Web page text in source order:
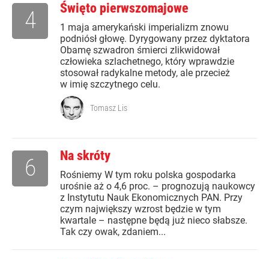
Święto pierwszomajowe
1 maja amerykański imperializm znowu
podniósł głowę. Dyrygowany przez dyktatora
Obamę szwadron śmierci zlikwidował
człowieka szlachetnego, który wprawdzie
stosował radykalne metody, ale przecież
w imię szczytnego celu.
4
Tomasz Lis
Na skróty
Rośniemy W tym roku polska gospodarka
urośnie aż o 4,6 proc. – prognozują naukowcy
z Instytutu Nauk Ekonomicznych PAN. Przy
czym największy wzrost będzie w tym
kwartale – następne będą już nieco słabsze.
Tak czy owak, zdaniem...
6